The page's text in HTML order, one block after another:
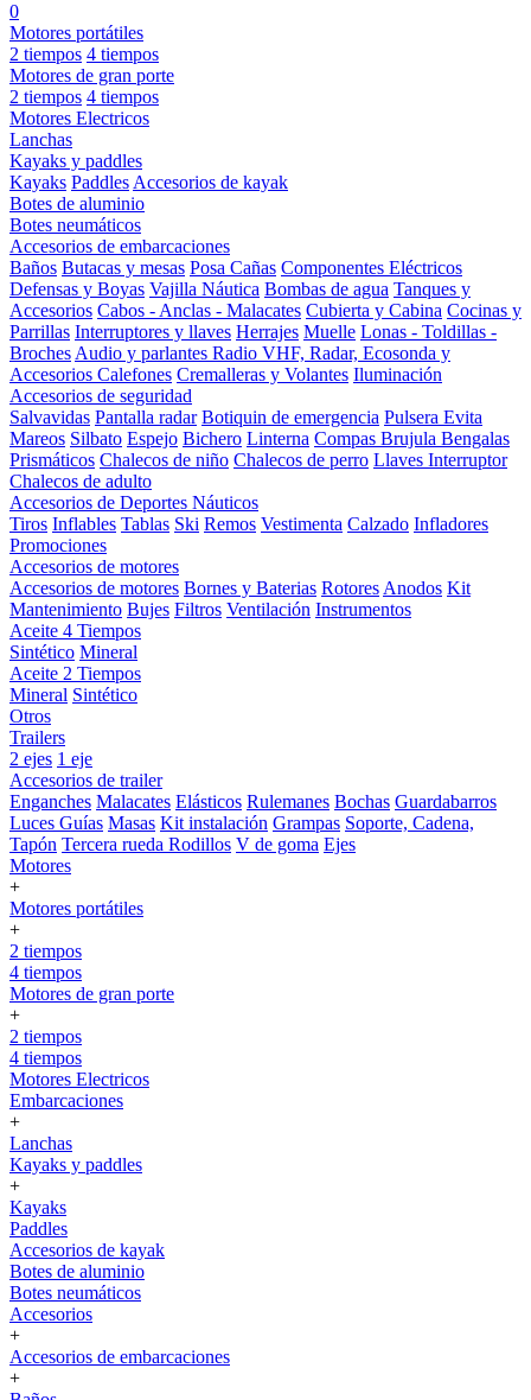
0
Motores portátiles
2 tiempos 4 tiempos
Motores de gran porte
2 tiempos 4 tiempos
Motores Electricos
Lanchas
Kayaks y paddles
Kayaks Paddles Accesorios de kayak
Botes de aluminio
Botes neumáticos
Accesorios de embarcaciones
Baños Butacas y mesas Posa Cañas Componentes Eléctricos
Defensas y Boyas Vajilla Náutica Bombas de agua Tanques y
Accesorios Cabos - Anclas - Malacates Cubierta y Cabina Cocinas y
Parrillas Interruptores y llaves Herrajes Muelle Lonas - Toldillas -
Broches Audio y parlantes Radio VHF, Radar, Ecosonda y
Accesorios Calefones Cremalleras y Volantes Iluminación
Accesorios de seguridad
Salvavidas Pantalla radar Botiquin de emergencia Pulsera Evita
Mareos Silbato Espejo Bichero Linterna Compas Brujula Bengalas
Prismáticos Chalecos de niño Chalecos de perro Llaves Interruptor
Chalecos de adulto
Accesorios de Deportes Náuticos
Tiros Inflables Tablas Ski Remos Vestimenta Calzado Infladores
Promociones
Accesorios de motores
Accesorios de motores Bornes y Baterias Rotores Anodos Kit
Mantenimiento Bujes Filtros Ventilación Instrumentos
Aceite 4 Tiempos
Sintético Mineral
Aceite 2 Tiempos
Mineral Sintético
Otros
Trailers
2 ejes 1 eje
Accesorios de trailer
Enganches Malacates Elásticos Rulemanes Bochas Guardabarros
Luces Guías Masas Kit instalación Grampas Soporte, Cadena,
Tapón Tercera rueda Rodillos V de goma Ejes
Motores
+
Motores portátiles
+
2 tiempos
4 tiempos
Motores de gran porte
+
2 tiempos
4 tiempos
Motores Electricos
Embarcaciones
+
Lanchas
Kayaks y paddles
+
Kayaks
Paddles
Accesorios de kayak
Botes de aluminio
Botes neumáticos
Accesorios
+
Accesorios de embarcaciones
+